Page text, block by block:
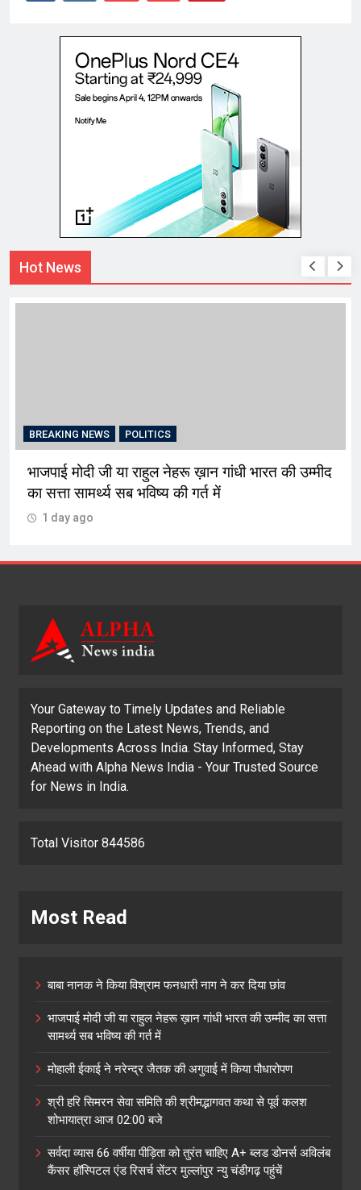
Hot News
BREAKING NEWS POLITICS
भाजपाई मोदी जी या राहुल नेहरू ख़ान गांधी भारत की उम्मीद
का सत्ता सामर्थ्य सब भविष्य की गर्त में
1 day ago
Your Gateway to Timely Updates and Reliable
Reporting on the Latest News, Trends, and
Developments Across India. Stay Informed, Stay
Ahead with Alpha News India - Your Trusted Source
for News in India.
Total Visitor 844586
Most Read
बाबा नानक ने किया विश्राम फनधारी नाग ने कर दिया छांव
भाजपाई मोदी जी या राहुल नेहरू ख़ान गांधी भारत की उम्मीद का सत्ता
सामर्थ्य सब भविष्य की गर्त में
मोहाली ईकाई ने नरेन्द्र जैतक की अगुवाई में किया पौधारोपण
श्री हरि सिमरन सेवा समिति की श्रीमद्भागवत कथा से पूर्व कलश
शोभायात्रा आज 02:00 बजे
सर्वदा व्यास 66 वर्षीया पीड़िता को तुरंत चाहिए A+ ब्लड डोनर्स अविलंब
कैंसर हॉस्पिटल एंड रिसर्च सेंटर मुल्लांपुर न्यु चंडीगढ़ पहुंचें